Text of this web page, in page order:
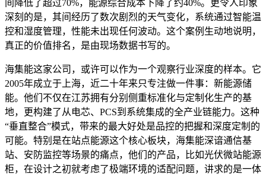
间降低了超过70%，能源综合成本下降了约40%。更令人印象
深刻的是，其间经历了数次剧烈的天气变化，系统通过智能温
控和湿度管理，性能未出现任何波动。这个案例生动地说明，
真正的价值排名，是由现场数据书写的。
海集能这家公司，或许可以作为一个观察行业深度的样本。它
2005年成立于上海，近二十年来只专注做一件事：新能源储
能。他们不仅在江苏拥有分别侧重标准化与定制化生产的基
地，更构建了从电芯、PCS到系统集成的全产业链能力。这种
“垂直整合”模式，带来的最大好处是品控的把握和深度定制的
可能。特别是在站点能源这个核心板块，海集能深谙通信基
站、安防监控等场景的痛点，他们的产品，比如光伏微站能源
柜，在设计之初就考虑了极端环境的适配问题，讲求的是一体